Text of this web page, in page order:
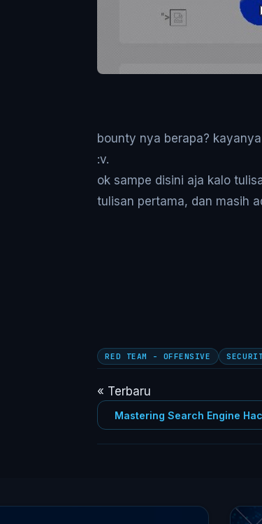
bounty nya berapa?
:v.
ok sampe disini aja kalo
tulisan pertama, dan masih
RED TEAM - OFFENSIVE
« Terbaru
Mastering Search Engine